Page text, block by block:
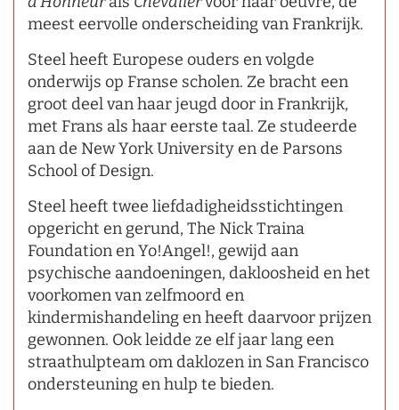
meest eervolle onderscheiding van Frankrijk.
Steel heeft Europese ouders en volgde
onderwijs op Franse scholen. Ze bracht een
groot deel van haar jeugd door in Frankrijk,
met Frans als haar eerste taal. Ze studeerde
aan de New York University en de Parsons
School of Design.
Steel heeft twee liefdadigheidsstichtingen
opgericht en gerund, The Nick Traina
Foundation en Yo!Angel!, gewijd aan
psychische aandoeningen, dakloosheid en het
voorkomen van zelfmoord en
kindermishandeling en heeft daarvoor prijzen
gewonnen. Ook leidde ze elf jaar lang een
straathulpteam om daklozen in San Francisco
ondersteuning en hulp te bieden.